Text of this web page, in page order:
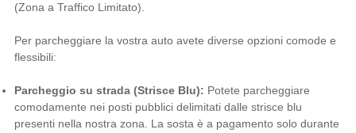
(Zona a Traffico Limitato).
Per parcheggiare la vostra auto avete diverse opzioni comode e
flessibili:
Parcheggio su strada (Strisce Blu): Potete parcheggiare
comodamente nei posti pubblici delimitati dalle strisce blu
presenti nella nostra zona. La sosta è a pagamento solo durante